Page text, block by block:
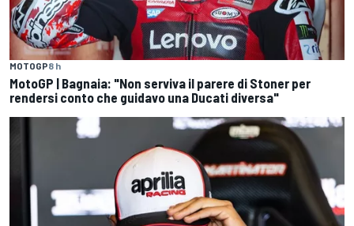
MOTOGP8 h
MotoGP | Bagnaia: "Non serviva il parere di Stoner per
rendersi conto che guidavo una Ducati diversa"